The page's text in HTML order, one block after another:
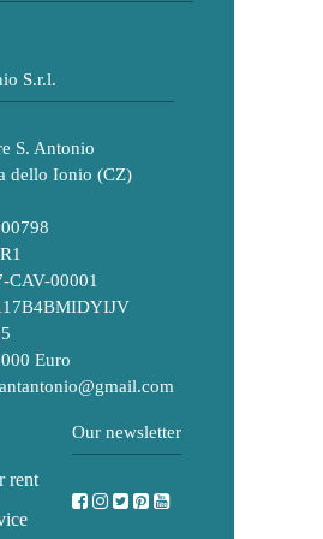
S.r.l.
S. Antonio
dello Ionio (CZ)
CAV-00001
Euro
rent
Our newsletter